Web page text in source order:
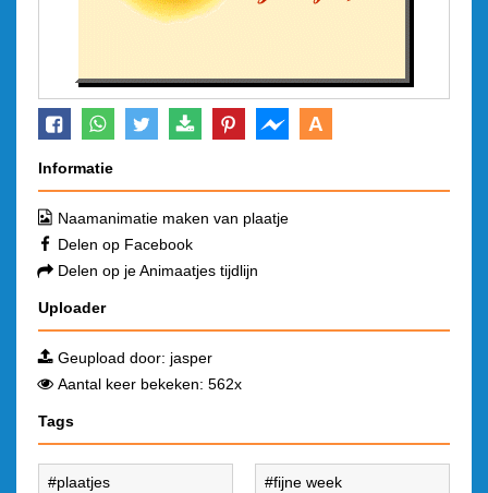
A
Informatie
Naamanimatie maken van plaatje
Delen op Facebook
Delen op je Animaatjes tijdlijn
Uploader
Geupload door: jasper
Aantal keer bekeken: 562x
Tags
plaatjes fijne week